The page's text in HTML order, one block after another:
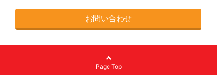
お問い合わせ
Page Top